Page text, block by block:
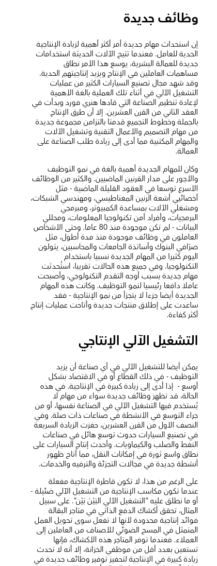
وظائف جديدة
إن استحداث مهام جديدة أمر أكثر أهمية لزيادة الإنتاجية
الحدية للعامل. فعندما تتيح الآلات الحديثة استخدامات
جديدة للعمالة البشرية، يوسع هذا الأمر نطاق
مساهمات العاملين في الإنتاج ويزيد إنتاجيتهم الحدية.
وقد شهد مجال تصنيع السيارات الكثير من عمليات
التشغيل الآلي في أثناء تلك العملية بالغة الأهمية
لإعادة تنظيم الصناعة التي قادها هنري فورد وبدأت في
العقد الثاني من القرن العشرين. إلا أن طرق الإنتاج
بالجملة وخطوط التجميع قدمتا بالتزامن مجموعة جديدة
من مهام التصميم والأعمال التقنية وتشغيل الآلات
والمهام المكتبية مما أدى إلى زيادة طلب الصناعة على
العمالة.
وكان للمهام الجديدة أهمية بالغة في نمو التوظيف
والأجور على مدار القرنين الماضيين. والكثير من الوظائف
الأسرع توسعا في العقود القليلة الماضية - مثل
أخصائيي أشعة الرنين المغناطيسي، ومهندسي الشبكات،
ومشغلي الآلات بمساعدة الكمبيوتر، ومبرمجي
البرمجيات، وأفراد أمن تكنولوجيا المعلومات، ومحللي
البيانات - لم تكن موجودة منذ 80 عاما. وحتى الأشخاص
العاملون في وظائف موجودة منذ مدة أطول، مثل
صرّافي البنوك وأساتذة الجامعات والمحاسبين، يتولون
اليوم كثيرا من المهام الجديدة نسبيا باستخدام
التكنولوجيا. وفي جميع هذه الحالات تقريبا، استُحدثت
مهام جديدة بسبب أوجه التقدم التكنولوجي، وأصبحت
عاملا دافعا رئيسيا لنمو التوظيف. وكانت هذه المهام
الجديدة أيضا جزءا لا يتجزأ من نمو الإنتاجية - فقد
ساعدت على إطلاق منتجات جديدة وأتاحت عمليات إنتاج
أكثر كفاءة.
التشغيل الآلي الإنتاجي
يمكن أيضا للتشغيل الآلي في أي صناعة أن يزيد
التوظيف - في ذلك القطاع أو في الاقتصاد بشكل
أوسع - إذا أدى إلى زيادة كبيرة في الإنتاجية. في هذه
الحالة، قد تظهر وظائف جديدة سواء من مهام لا
يُستخدم فيها التشغيل الآلي في الصناعة نفسها، أو من
جراء التوسع في الأنشطة في صناعات ذات صلة. وفي
النصف الأول من القرن العشرين، حفزت الزيادة السريعة
في تصنيع السيارات حدوث توسع هائل في صناعات
النفط والصلب والكيماويات. وأحدث إنتاج السيارات على
نطاق واسع ثورة في إمكانات النقل، مما أتاح ظهور
أنشطة جديدة في مجالات التجزئة والترفيه والخدمات.
على الرغم من هذا، لا تكون قاطرة الإنتاجية مفعلة
عندما تكون مكاسب الإنتاجية من التشغيل الآلي ضئيلة -
أو ما نطلق عليه "التشغيل الآلي البَيْنَ بَيْن". على سبيل
المثال، تحقق أكشاك الدفع الذاتي في متاجر البقالة
فوائد إنتاجية محدودة لأنها لا تفعل سوى تحويل العمل
المتمثل في المسح الضوئي للأصناف من العاملين إلى
العملاء. فعندما توفر المتاجر هذه الأكشاك، فإنها
تستعين بعدد أقل من موظفي الخزانة، إلا أنه لا تحدث
زيادة كبيرة في الإنتاجية لتحفيز توفير وظائف جديدة في